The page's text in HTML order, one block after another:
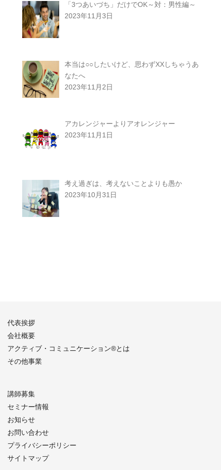
「3つあいづち」だけでOK～対：男性編～
2023年11月3日
本当は○○したいけど、思わずXXしちゃうあ
なたへ
2023年11月2日
アカレンジャーよりアオレンジャー
2023年11月1日
考え過ぎは、考えないことよりも愚か
2023年10月31日
代表挨拶
会社概要
アクティブ・コミュニケーション®︎とは
その他事業
講師募集
セミナー情報
お知らせ
お問い合わせ
プライバシーポリシー
サイトマップ